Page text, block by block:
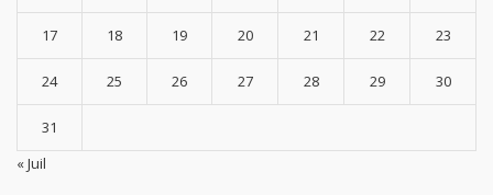
17 18 19 20 21 22 23
24 25 26 27 28 29 30
31
« Juil